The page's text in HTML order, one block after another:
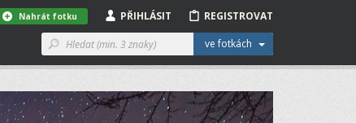
ve fotkách
REGISTROVAT
PŘIHLÁSIT
Nahrát fotku